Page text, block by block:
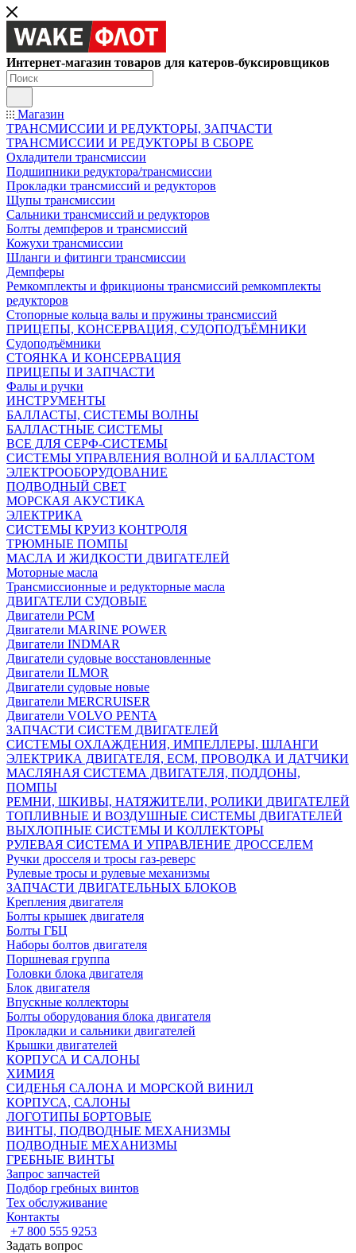
Интернет-магазин товаров для катеров-буксировщиков
Магазин
ТРАНСМИССИИ И РЕДУКТОРЫ, ЗАПЧАСТИ
ТРАНСМИССИИ И РЕДУКТОРЫ В СБОРЕ
Охладители трансмиссии
Подшипники редуктора/трансмиссии
Прокладки трансмиссий и редукторов
Щупы трансмиссии
Сальники трансмиссий и редукторов
Болты демпферов и трансмиссий
Кожухи трансмиссии
Шланги и фитинги трансмиссии
Демпферы
Ремкомплекты и фрикционы трансмиссий ремкомплекты
редукторов
Стопорные кольца валы и пружины трансмиссий
ПРИЦЕПЫ, КОНСЕРВАЦИЯ, СУДОПОДЪЁМНИКИ
Судоподъёмники
СТОЯНКА И КОНСЕРВАЦИЯ
ПРИЦЕПЫ И ЗАПЧАСТИ
Фалы и ручки
ИНСТРУМЕНТЫ
БАЛЛАСТЫ, СИСТЕМЫ ВОЛНЫ
БАЛЛАСТНЫЕ СИСТЕМЫ
ВСЕ ДЛЯ СЕРФ-СИСТЕМЫ
СИСТЕМЫ УПРАВЛЕНИЯ ВОЛНОЙ И БАЛЛАСТОМ
ЭЛЕКТРООБОРУДОВАНИЕ
ПОДВОДНЫЙ СВЕТ
МОРСКАЯ АКУСТИКА
ЭЛЕКТРИКА
СИСТЕМЫ КРУИЗ КОНТРОЛЯ
ТРЮМНЫЕ ПОМПЫ
МАСЛА И ЖИДКОСТИ ДВИГАТЕЛЕЙ
Моторные масла
Трансмиссионные и редукторные масла
ДВИГАТЕЛИ СУДОВЫЕ
Двигатели PCM
Двигатели MARINE POWER
Двигатели INDMAR
Двигатели судовые восстановленные
Двигатели ILMOR
Двигатели судовые новые
Двигатели MERCRUISER
Двигатели VOLVO PENTA
ЗАПЧАСТИ СИСТЕМ ДВИГАТЕЛЕЙ
СИСТЕМЫ ОХЛАЖДЕНИЯ, ИМПЕЛЛЕРЫ, ШЛАНГИ
ЭЛЕКТРИКА ДВИГАТЕЛЯ, ECM, ПРОВОДКА И ДАТЧИКИ
МАСЛЯНАЯ СИСТЕМА ДВИГАТЕЛЯ, ПОДДОНЫ,
ПОМПЫ
РЕМНИ, ШКИВЫ, НАТЯЖИТЕЛИ, РОЛИКИ ДВИГАТЕЛЕЙ
ТОПЛИВНЫЕ И ВОЗДУШНЫЕ СИСТЕМЫ ДВИГАТЕЛЕЙ
ВЫХЛОПНЫЕ СИСТЕМЫ И КОЛЛЕКТОРЫ
РУЛЕВАЯ СИСТЕМА И УПРАВЛЕНИЕ ДРОССЕЛЕМ
Ручки дросселя и тросы газ-реверс
Рулевые тросы и рулевые механизмы
ЗАПЧАСТИ ДВИГАТЕЛЬНЫХ БЛОКОВ
Крепления двигателя
Болты крышек двигателя
Болты ГБЦ
Наборы болтов двигателя
Поршневая группа
Головки блока двигателя
Блок двигателя
Впускные коллекторы
Болты оборудования блока двигателя
Прокладки и сальники двигателей
Крышки двигателей
КОРПУСА И САЛОНЫ
ХИМИЯ
СИДЕНЬЯ САЛОНА И МОРСКОЙ ВИНИЛ
КОРПУСА, САЛОНЫ
ЛОГОТИПЫ БОРТОВЫЕ
ВИНТЫ, ПОДВОДНЫЕ МЕХАНИЗМЫ
ПОДВОДНЫЕ МЕХАНИЗМЫ
ГРЕБНЫЕ ВИНТЫ
Запрос запчастей
Подбор гребных винтов
Тех обслуживание
Контакты
+7 800 555 9253
Задать вопрос